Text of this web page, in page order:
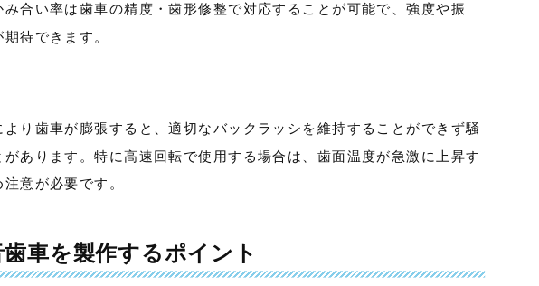
合い率は歯車の精度・歯形修整で対応することが可能で、強度や振
待できます。
り歯車が膨張すると、適切なバックラッシを維持することができず騒
あります。特に高速回転で使用する場合は、歯面温度が急激に上昇す
意が必要です。
歯車を製作するポイント